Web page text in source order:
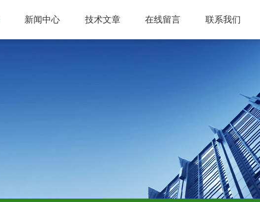
新闻中心 技术文章 在线留言 联系我们